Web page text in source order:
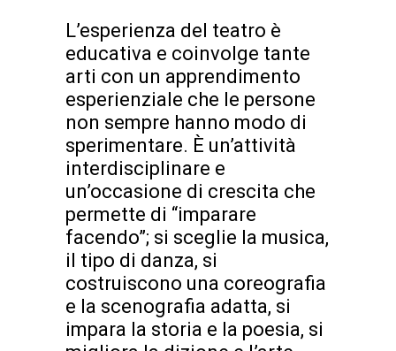
L’esperienza del teatro è
educativa e coinvolge tante
arti con un apprendimento
esperienziale che le persone
non sempre hanno modo di
sperimentare. È un’attività
interdisciplinare e
un’occasione di crescita che
permette di “imparare
facendo”; si sceglie la musica,
il tipo di danza, si
costruiscono una coreografia
e la scenografia adatta, si
impara la storia e la poesia, si